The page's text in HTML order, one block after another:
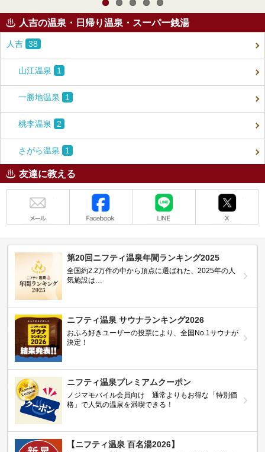
人吉の温泉・日帰り温泉・スーパー銭湯
人吉 38
山江温泉 1
一勝地温泉 1
桃李温泉 2
さがら温泉 1
友達に教える
第20回ニフティ温泉年間ランキング2025
全国約2.2万件の中から頂点に選ばれた、2025年の人
気施設は…
ニフティ温泉 サウナランキング2026
おふろ好きユーザーの投票により、全国No.1サウナが
決定！
ニフティ温泉プレミアムクーポン
ノジマモバイル会員向け 通常よりもお得な「特別価
格」で人気の温泉を満喫できる！
【ニフティ温泉 百名湯2026】